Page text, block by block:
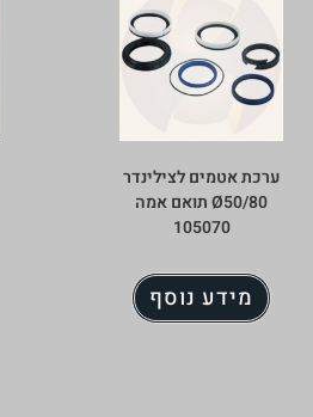
ערכת אטמים לצילינדר
Ø50/80 תואם אמה
105070
מידע נוסף